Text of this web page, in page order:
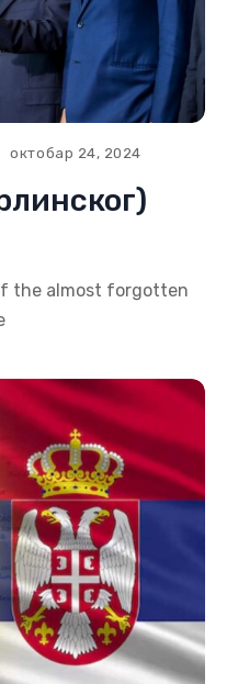
октобар 24, 2024
the almost forgotten